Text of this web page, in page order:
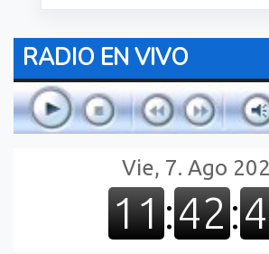
RADIO EN VIVO